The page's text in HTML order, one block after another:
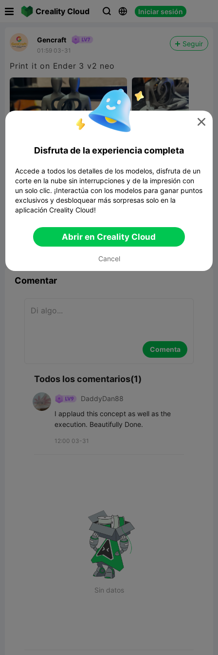
Creality Cloud   Iniciar sesión
Gencraft
01:59 03-31
Seguir
Print it on Ender 3 v2 neo
Unified Zen Meditators Sculpture
23.84MB Modelo 3D relacionado
Comentar
Comenta
Todos los comentarios(1)
DaddyDan88
I applaud this concept as well as the
execution. Beautifully Done.
12:00 03-31
Sin datos

Disfruta de la experiencia completa
Accede a todos los detalles de los modelos, disfruta de un
corte en la nube sin interrupciones y de la impresión con
un solo clic. ¡Interactúa con los modelos para ganar puntos
exclusivos y desbloquear más sorpresas solo en la
aplicación Creality Cloud!
Abrir en Creality Cloud
Cancel